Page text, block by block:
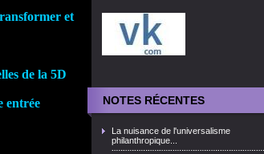
NOTES RÉCENTES
La nuisance de l'universalisme
philanthropique...
et
de la 5D
entrée